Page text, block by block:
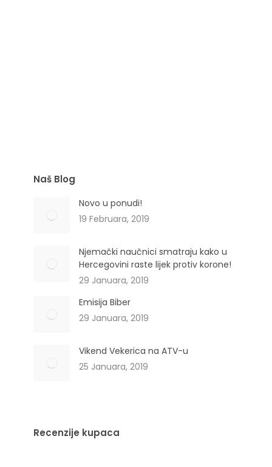
Naš Blog
Novo u ponudi!
19 Februara, 2019
Njemački naučnici smatraju kako u
Hercegovini raste lijek protiv korone!
29 Januara, 2019
Emisija Biber
29 Januara, 2019
Vikend Vekerica na ATV-u
25 Januara, 2019
Recenzije kupaca